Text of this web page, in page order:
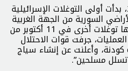
ومنذ 15 سبتمبر 2024، بدأت أولى التوغلات الإسرائيلية
الأراضي السورية من الجهة الغربية
لبلدة جباتا الخشب، تلتها توغلات أخرى في 11 أكتوبر من
جرفت قوات الاحتلال
كودنة، وأعلنت عن إنشاء سياج
مسلحين”.